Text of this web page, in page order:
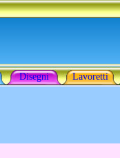
Disegni Lavoretti